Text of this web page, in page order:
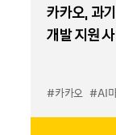
카카오, 과
개발 지원
#카카오 #AI